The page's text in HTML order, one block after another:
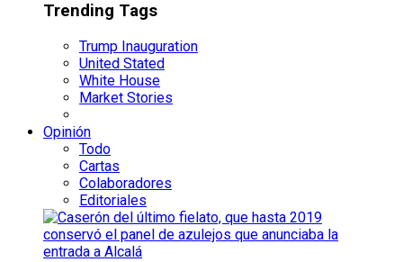
Trending Tags
Trump Inauguration
United Stated
White House
Market Stories
Opinión
Todo
Cartas
Colaboradores
Editoriales